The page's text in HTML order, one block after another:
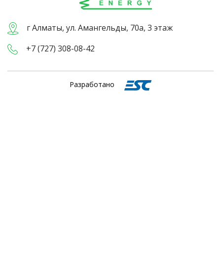
г Алматы, ул. Амангельды, 70а, 3 этаж
+7 (727) 308-08-42
Разработано